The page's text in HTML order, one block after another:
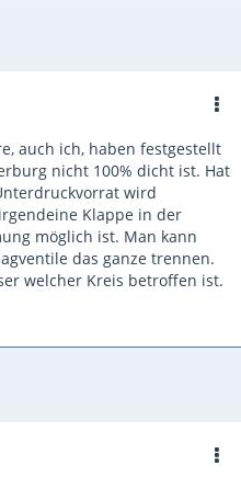
auch ich, haben festgestellt
nicht 100% dicht ist. Hat
wird
Klappe in der
möglich ist. Man kann
das ganze trennen.
welcher Kreis betroffen ist.